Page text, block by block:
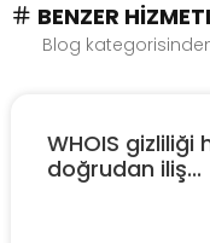
BENZER
Blog
WHOIS
doğrudan iliş...